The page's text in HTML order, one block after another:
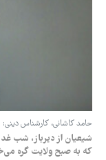
حامد کاشانی، کارشناس دینی:
شیعیان از دیرباز، شب
که به صبح ولایت گره